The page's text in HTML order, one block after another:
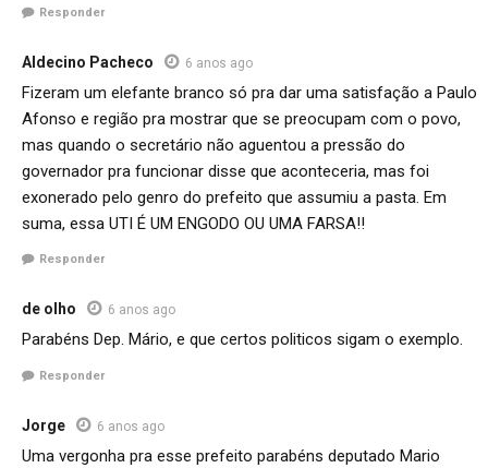
Responder
Aldecino Pacheco 6 anos ago
Fizeram um elefante branco só pra dar uma satisfação a Paulo
Afonso e região pra mostrar que se preocupam com o povo,
mas quando o secretário não aguentou a pressão do
governador pra funcionar disse que aconteceria, mas foi
exonerado pelo genro do prefeito que assumiu a pasta. Em
suma, essa UTI É UM ENGODO OU UMA FARSA!!
Responder
de olho 6 anos ago
Parabéns Dep. Mário, e que certos politicos sigam o exemplo.
Responder
Jorge 6 anos ago
Uma vergonha pra esse prefeito parabéns deputado Mario